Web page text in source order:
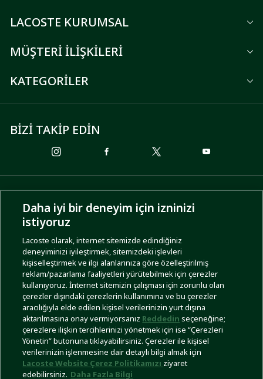
LACOSTE KURUMSAL
MÜŞTERİ İLİŞKİLERİ
KATEGORİLER
BİZİ TAKİP EDİN
ÖDEME SEÇENEKLERİ
KARGO SEÇENEKLERİ
İşlem RehberiSite HaritasıKullanım ŞartlarıGizlilik Politikası
Daha iyi bir deneyim için izninizi
istiyoruz
Lacoste olarak, internet sitemizde edindiğiniz
deneyiminizi iyileştirmek, sitemizdeki işlevleri
kişiselleştirmek ve ilgi alanlarınıza göre özelleştirilmiş
reklam/pazarlama faaliyetleri yürütebilmek için çerezler
kullanıyoruz. İnternet sitemizin çalışması için zorunlu olan
çerezler dışındaki çerezlerin kullanımına ve bu çerezler
aracılığıyla elde edilen kişisel verilerinizin yurt dışına
aktarılmasına onay vermiyorsanız Reddedin seçeneğine;
çerezlere ilişkin tercihlerinizi yönetmek için ise “Çerezleri
Yönetin” butonuna tıklayabilirsiniz. Çerezler ile kişisel
verilerinizin işlenmesine dair detaylı bilgi almak için
Lacoste Website Çerez Politikamızı ziyaret
edebilirsiniz. Daha Fazla Bilgi